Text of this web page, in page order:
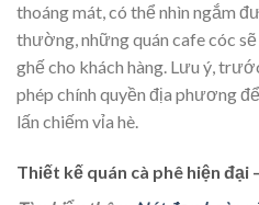
thoáng mát, có thể nhìn ngắm
thường, những quán cafe cóc
ghế cho khách hàng. Lưu ý,
phép chính quyền địa phương
lấn chiếm vỉa hè.
Thiết kế quán cà phê hiện đại